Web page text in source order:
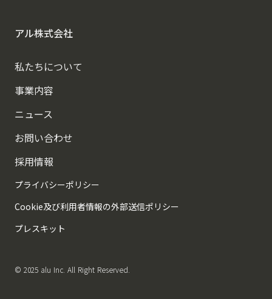
アル株式会社
私たちについて
事業内容
ニュース
お問い合わせ
採用情報
プライバシーポリシー
Cookie及び利用者情報の外部送信ポリシー
プレスキット
© 2025 alu Inc. All Right Reserved.